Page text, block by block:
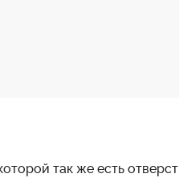
так же есть